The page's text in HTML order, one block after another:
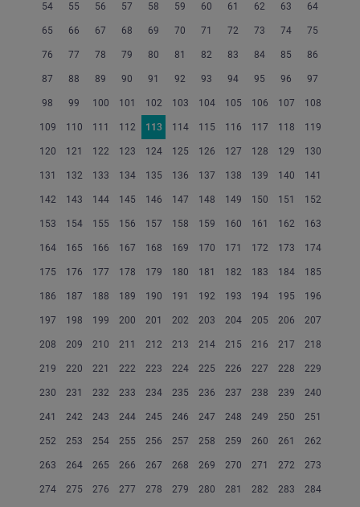
54 55 56 57 58 59 60 61 62 63 64
65 66 67 68 69 70 71 72 73 74 75
76 77 78 79 80 81 82 83 84 85 86
87 88 89 90 91 92 93 94 95 96 97
98 99 100 101 102 103 104 105 106 107 108
109 110 111 112 113 114 115 116 117 118 119
120 121 122 123 124 125 126 127 128 129 130
131 132 133 134 135 136 137 138 139 140 141
142 143 144 145 146 147 148 149 150 151 152
153 154 155 156 157 158 159 160 161 162 163
164 165 166 167 168 169 170 171 172 173 174
175 176 177 178 179 180 181 182 183 184 185
186 187 188 189 190 191 192 193 194 195 196
197 198 199 200 201 202 203 204 205 206 207
208 209 210 211 212 213 214 215 216 217 218
219 220 221 222 223 224 225 226 227 228 229
230 231 232 233 234 235 236 237 238 239 240
241 242 243 244 245 246 247 248 249 250 251
252 253 254 255 256 257 258 259 260 261 262
263 264 265 266 267 268 269 270 271 272 273
274 275 276 277 278 279 280 281 282 283 284